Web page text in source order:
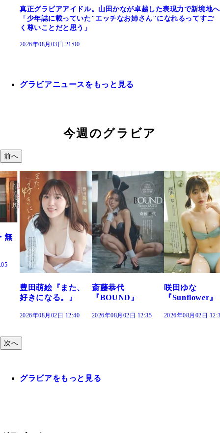
真正グラビアアイドル。山田かなが卓越した表現力で新境地へ
「少年誌に載っていた"エッチなお姉さん"になれるってすご
く尊いことだと思う」
2026年08月03日 21:00
グラビアニュースをもっと見る
今週のグラビア
前へ
『また、
る。』
02日 12:40
斎藤恭代
『BOUND』
2026年08月02日 12:35
咲田ゆな
『Sunflower』
2026年08月02日 12:30
藤水咲
だまり』
2026年08
次へ
グラビアをもっと見る